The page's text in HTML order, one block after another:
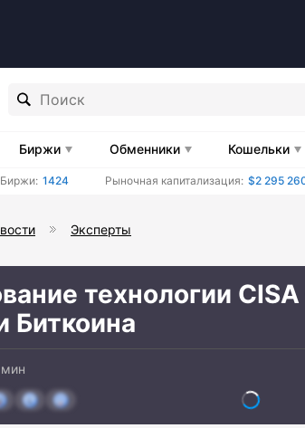
Биржи Обменники Кошельки
Биржи: 1424 Рыночная капитализация: $2 295
Эксперты
технологии
Биткоина